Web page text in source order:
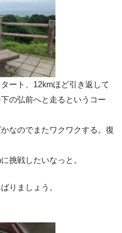
ート、12kmほど引き返して
の弘前へと走るというコー
なのでまたワクワクする。復
挑戦したいなっと。
りましょう。